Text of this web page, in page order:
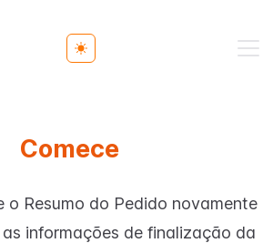
Toggle theme
Comece
o Resumo do Pedido novamente
informações de finalização da